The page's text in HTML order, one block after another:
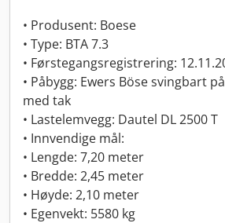
• Produsent: Boese
• Type: BTA 7.3
• Førstegangsregistrering:
• Påbygg: Ewers Böse svingbart
med tak
• Lastelemvegg: Dautel DL 2500 T
• Innvendige mål:
• Lengde: 7,20 meter
• Bredde: 2,45 meter
• Høyde: 2,10 meter
• Egenvekt: 5580 kg